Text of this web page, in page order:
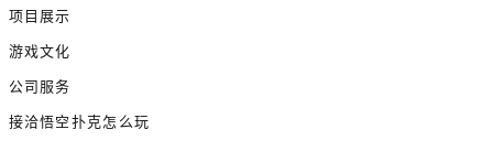
项目展示
游戏文化
公司服务
接洽悟空扑克怎么玩